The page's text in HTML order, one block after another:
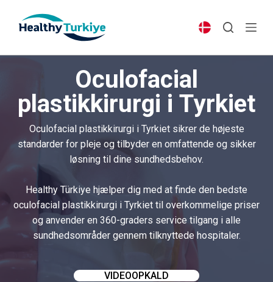
p
Oculofacial
plastikkirurgi i Tyrkiet
Oculofacial plastikkirurgi i Tyrkiet sikrer de højeste
standarder for pleje og tilbyder en omfattende og sikker
løsning til dine sundhedsbehov.
Healthy Türkiye hjælper dig med at finde den bedste
oculofacial plastikkirurgi i Tyrkiet til overkommelige priser
og anvender en 360-graders service tilgang i alle
sundhedsområder gennem tilknyttede hospitaler.
VIDEOOPKALD